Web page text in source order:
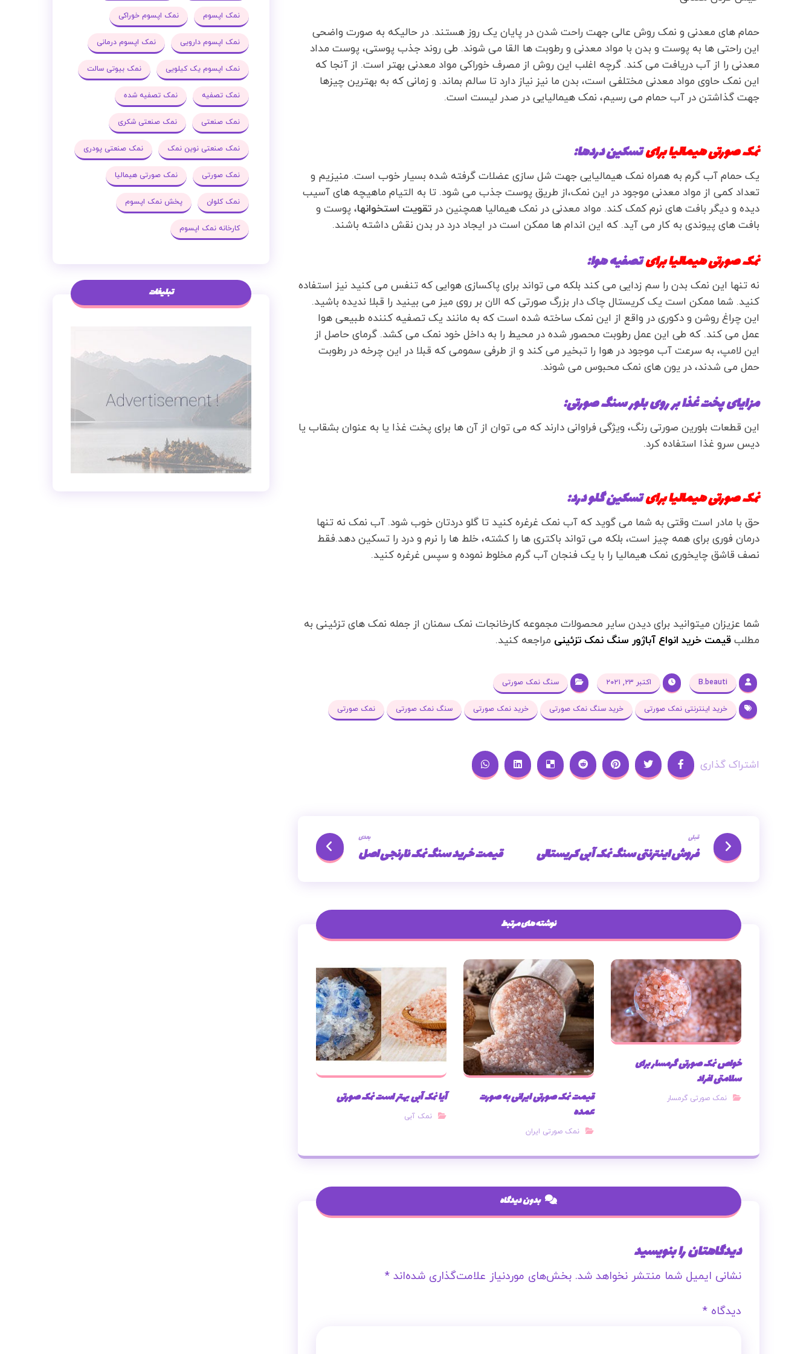
حمام های معدنی و نمک روش عالی جهت راحت شدن در پایان یک روز هستند. در حالیکه به صورت واضحی
این راحتی ها به پوست و بدن با مواد معدنی و رطوبت ها القا می شوند. طی روند جذب پوستی، پوست مداد
معدنی را از آب دریافت می کند. گرچه اغلب این روش از مصرف خوراکی مواد معدنی بهتر است. از آنجا که
این نمک حاوی مواد معدنی مختلفی است، بدن ما نیز نیاز دارد تا سالم بماند. و زمانی که به بهترین چیزها
جهت گذاشتن در آب حمام می رسیم، نمک هیمالیایی در صدر لیست است.
نمک صورتی هیمالیا برایتسکین دردها:
یک حمام آب گرم به همراه نمک هیمالیایی جهت شل سازی عضلات گرفته شده بسیار خوب است. منیزیم و
تعداد کمی از مواد معدنی موجود در این نمک،از طریق پوست جذب می شود. تا به التیام ماهیچه های آسیب
دیده و دیگر بافت های نرم کمک کند. مواد معدنی در نمک هیمالیا همچنین در تقویت استخوانها، پوست و
بافت های پیوندی به کار می آید. که این اندام ها ممکن است در ایجاد درد در بدن نقش داشته باشند.
نمک صورتی هیمالیا برایتصفیه هوا:
نه تنها این نمک بدن را سم زدایی می کند بلکه می تواند برای پاکسازی هوایی که تنفس می کنید نیز استفاده
کنید. شما ممکن است یک کریستال چاک دار بزرگ صورتی که الان بر روی میز می بینید را قبلا ندیده باشید.
این چراغ روشن و دکوری در واقع از این نمک ساخته شده است که به مانند یک تصفیه کننده طبیعی هوا
عمل می کند. که طی این عمل رطوبت محصور شده در محیط را به داخل خود نمک می کشد. گرمای حاصل از
این لامپ، به سرعت آب موجود در هوا را تبخیر می کند و از طرفی سمومی که قبلا در این چرخه در رطوبت
حمل می شدند، در یون های نمک محبوس می شوند.
مزایای پخت غذا بر روی بلور سنگ صورتی:
این قطعات بلورین صورتی رنگ، ویژگی فراوانی دارند که می توان از آن ها برای پخت غذا یا به عنوان بشقاب یا
دیس سرو غذا استفاده کرد.
نمک صورتی هیمالیا برایتسکین گلو درد:
حق با مادر است وقتی به شما می گوید که آب نمک غرغره کنید تا گلو دردتان خوب شود. آب نمک نه تنها
درمان فوری برای همه چیز است، بلکه می تواند باکتری ها را کشته، خلط ها را نرم و درد را تسکین دهد.فقط
نصف قاشق چایخوری نمک هیمالیا را با یک فنجان آب گرم مخلوط نموده و سپس غرغره کنید.
شما عزیزان میتوانید برای دیدن سایر محصولات مجموعه کارخانجات نمک سمنان از جمله نمک های تزئینی به
مطلب قیمت خرید انواع آباژور سنگ نمک تزئینی مراجعه کنید.
B.beauti اکتبر ۲۳, ۲۰۲۱ سنگ نمک صورتی
خرید اینترنتی نمک صورتی خرید سنگ نمک صورتی خرید نمک صورتی سنگ نمک صورتی نمک صورتی
قبلی
فروش اینترنتی سنگ نمک آبی کریستالی
بعدی
قیمت خرید سنگ نمک نارنجی اصل
نوشته های مرتبط
خواص نمک صورتی گرمسار برای
سلامتی افراد
نمک صورتی گرمسار
قیمت نمک صورتی ایرانی به صورت
عمده
نمک صورتی ایران
آیا نمک آبی بهتر است نمک صورتی
نمک آبی
بدون دیدگاه
دیدگاهتان را بنویسید
نشانی ایمیل شما منتشر نخواهد شد. بخش‌های موردنیاز علامت‌گذاری شده‌اند *
دیدگاه *
نمک اپسوم نمک اپسوم خوراکی
نمک اپسوم دارویی نمک اپسوم درمانی
نمک اپسوم یک کیلویی نمک بیوتی سالت
نمک تصفیه نمک تصفیه شده
نمک صنعتی نمک صنعتی شکری
نمک صنعتی نوین نمک نمک صنعتی پودری
نمک صورتی نمک صورتی هیمالیا
نمک کلوان پخش نمک اپسوم
کارخانه نمک اپسوم
تبلیغات